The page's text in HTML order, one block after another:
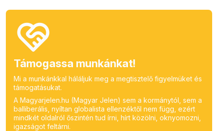
Támogassa munkánkat!
Mi a munkánkkal háláljuk meg a megtisztelő figyelmüket és
támogatásukat.
A Magyarjelen.hu (Magyar Jelen) sem a kormánytól, sem a
balliberális, nyíltan globalista ellenzéktől nem függ, ezért
mindkét oldalról őszintén tud írni, hírt közölni, oknyomozni,
igazságot feltárni.